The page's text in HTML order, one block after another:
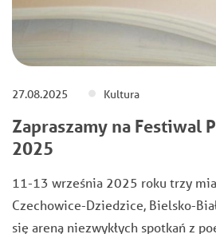
27.08.2025 Kultura
Zapraszamy na Festiwal
2025
11-13 września 2025 roku trzy
Czechowice-Dziedzice, Bielsko-
się areną niezwykłych spotkań z